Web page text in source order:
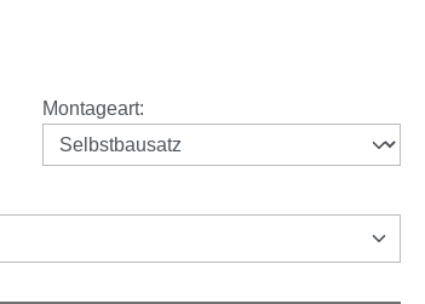
Montageartauswählen
: